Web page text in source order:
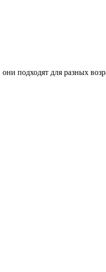
подходят для разных